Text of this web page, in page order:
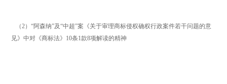
（2）“阿森纳”及“中超”案《关于审理商标侵权确权行政案件若干问题的意
见》中对《商标法》10条1款8项解读的精神